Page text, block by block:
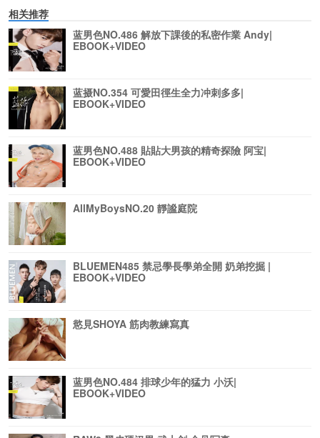
相关推荐
蓝男色NO.486 解放下課後的私密作業 Andy|
EBOOK+VIDEO
蓝摄NO.354 可愛田徑生全力冲刺多多|
EBOOK+VIDEO
蓝男色NO.488 貼貼大男孩的精奇探險 阿宝|
EBOOK+VIDEO
AllMyBoysNO.20 靜謐庭院
BLUEMEN485 禁忌學長學弟全開 奶弟挖掘 |
EBOOK+VIDEO
慾見SHOYA 筋肉教練寫真
蓝男色NO.484 排球少年的猛力 小沃|
EBOOK+VIDEO